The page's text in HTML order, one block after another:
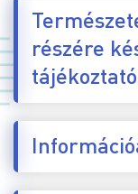
részére